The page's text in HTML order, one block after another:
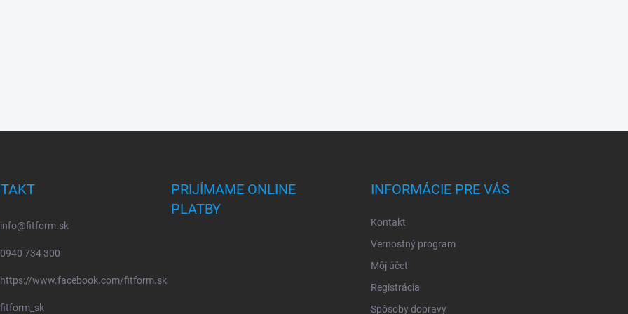
info@fitform.sk
0940 734 300
https://www.facebook.com/fitform.sk
fitform_sk
PRIJÍMAME ONLINE
PLATBY
INFORMÁCIE PRE VÁS
Kontakt
Vernostný program
Môj účet
Registrácia
Spôsoby dopravy